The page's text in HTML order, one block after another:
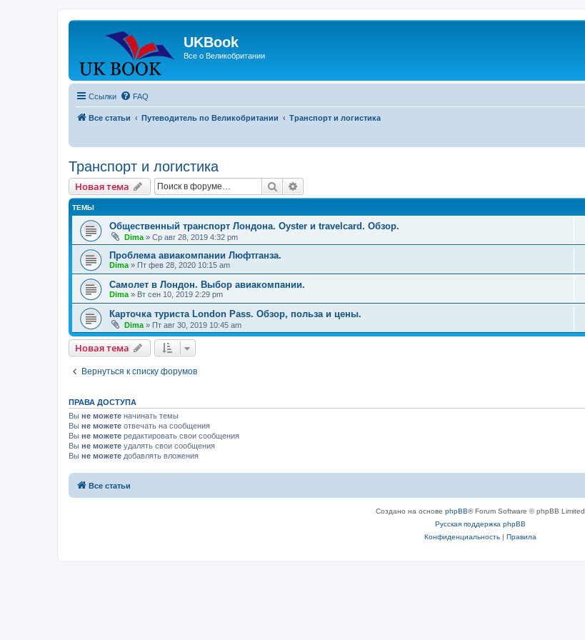
UKBook
Все о Великобритании
Ссылки FAQ
Все статьи Путеводитель по Великобритании Транспорт и логистика
Транспорт и логистика
Новая тема Поиск
ТЕМЫ
Общественный транспорт Лондона. Oyster и travelcard. Обзор.
Dima » Ср авг 28, 2019 4:32 pm
Проблема авиакомпании Люфтганза.
Dima » Пт фев 28, 2020 10:15 am
Самолет в Лондон. Выбор авиакомпании.
Dima » Вт сен 10, 2019 2:29 pm
Карточка туриста London Pass. Обзор, польза и цены.
Dima » Пт авг 30, 2019 10:45 am
Новая тема
Вернуться к списку форумов
ПРАВА ДОСТУПА
Вы не можете начинать темы
Вы не можете отвечать на сообщения
Вы не можете редактировать свои сообщения
Вы не можете удалять свои сообщения
Вы не можете добавлять вложения
Все статьи
Создано на основе phpBB® Forum Software © phpBB Limited
Русская поддержка phpBB
Конфиденциальность| Правила